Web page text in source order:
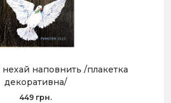
нехай наповнить /плакетка
декоративна/
449 грн.